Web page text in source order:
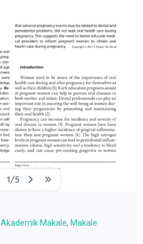
Akademik Makale, Makale